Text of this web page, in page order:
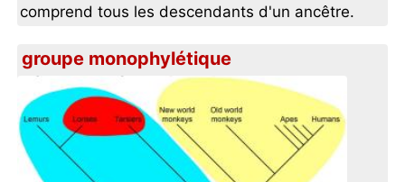
comprend tous les descendants d'un ancêtre.
groupe monophylétique